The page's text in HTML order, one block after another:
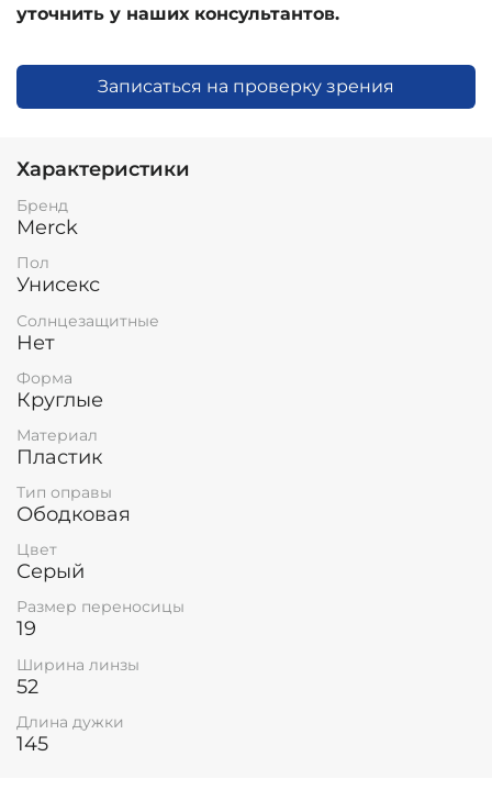
уточнить у наших консультантов.
Записаться на проверку зрения
Характеристики
Бренд
Merck
Пол
Унисекс
Солнцезащитные
Нет
Форма
Круглые
Материал
Пластик
Тип оправы
Ободковая
Цвет
Серый
Размер переносицы
19
Ширина линзы
52
Длина дужки
145